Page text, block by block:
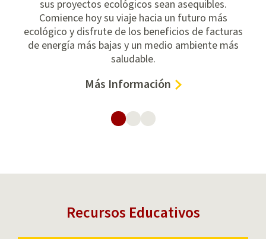
sus proyectos ecológicos sean asequibles.
Comience hoy su viaje hacia un futuro más
ecológico y disfrute de los beneficios de facturas
de energía más bajas y un medio ambiente más
saludable.
Más Información–
Recursos Educativos